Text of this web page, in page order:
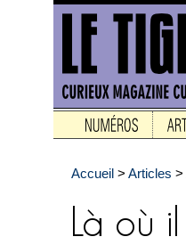
Accueil > Articles >